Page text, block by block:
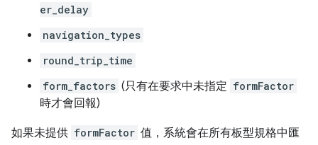
er_delay
navigation_types
round_trip_time
form_factors (只有在要求中未指定 formFactor
時才會回報)
如果未提供 formFactor 值，系統會在所有板型規格中匯